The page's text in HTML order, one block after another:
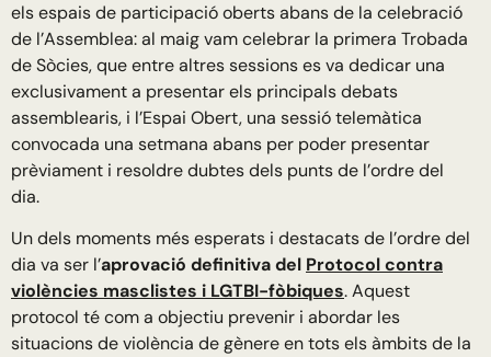
els espais de participació oberts abans de la celebració
de l’Assemblea: al maig vam celebrar la primera Trobada
de Sòcies, que entre altres sessions es va dedicar una
exclusivament a presentar els principals debats
assemblearis, i l’Espai Obert, una sessió telemàtica
convocada una setmana abans per poder presentar
prèviament i resoldre dubtes dels punts de l’ordre del
dia.
Un dels moments més esperats i destacats de l’ordre del
dia va ser l’aprovació definitiva del Protocol contra
violències masclistes i LGTBI-fòbiques. Aquest
protocol té com a objectiu prevenir i abordar les
situacions de violència de gènere en tots els àmbits de la